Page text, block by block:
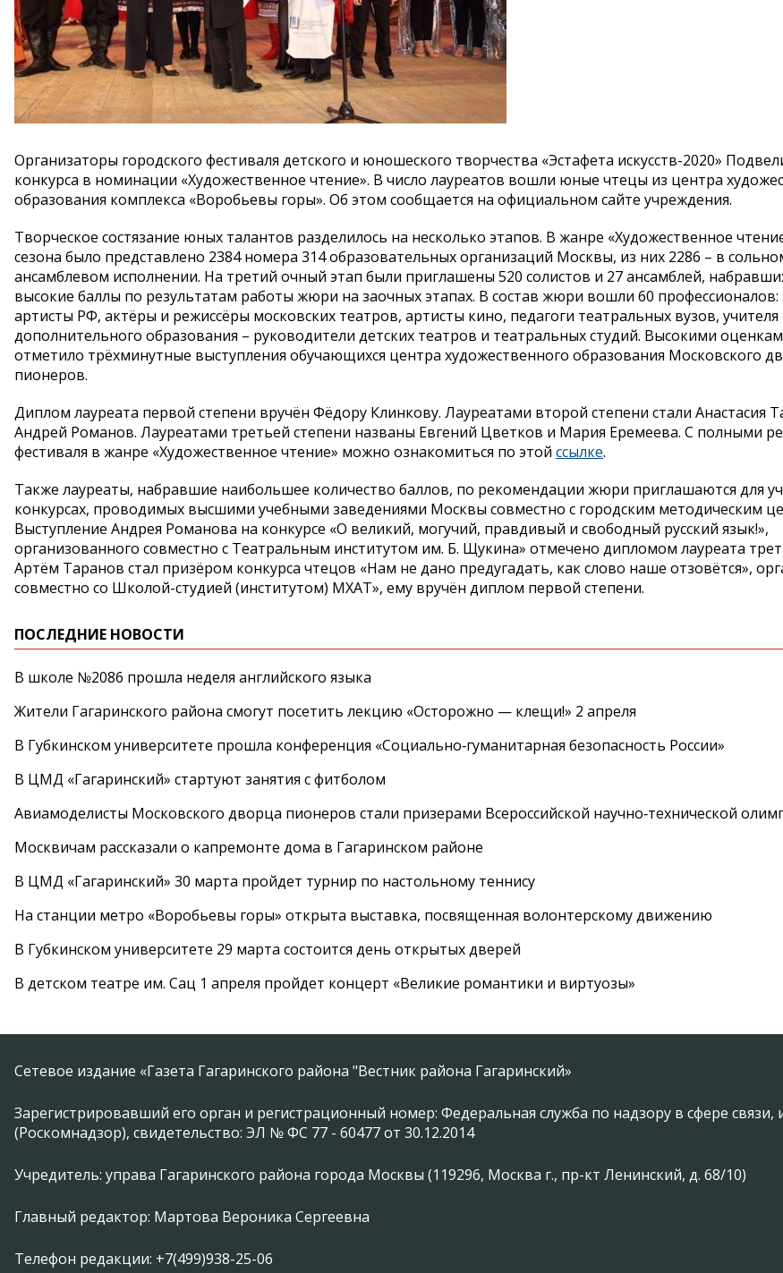
Организаторы городского фестиваля детского и юношеского творчества «Эстафета искусств-2020»
конкурса в номинации «Художественное чтение». В число лауреатов вошли юные чтецы из центра
образования комплекса «Воробьевы горы». Об этом сообщается на официальном сайте учреждения.
Творческое состязание юных талантов разделилось на несколько этапов. В жанре «Художественное
сезона было представлено 2384 номера 314 образовательных организаций Москвы, из них 2286 – в
ансамблевом исполнении. На третий очный этап были приглашены 520 солистов и 27 ансамблей,
высокие баллы по результатам работы жюри на заочных этапах. В состав жюри вошли 60 профессионалов:
артисты РФ, актёры и режиссёры московских театров, артисты кино, педагоги театральных вузов, учителя
дополнительного образования – руководители детских театров и театральных студий. Высокими
отметило трёхминутные выступления обучающихся центра художественного образования Московского
пионеров.
Диплом лауреата первой степени вручён Фёдору Клинкову. Лауреатами второй степени стали Анастасия
Андрей Романов. Лауреатами третьей степени названы Евгений Цветков и Мария Еремеева. С полными
фестиваля в жанре «Художественное чтение» можно ознакомиться по этой ссылке.
Также лауреаты, набравшие наибольшее количество баллов, по рекомендации жюри приглашаются для
конкурсах, проводимых высшими учебными заведениями Москвы совместно с городским методическим
Выступление Андрея Романова на конкурсе «О великий, могучий, правдивый и свободный русский язык!»,
организованного совместно с Театральным институтом им. Б. Щукина» отмечено дипломом лауреата
Артём Таранов стал призёром конкурса чтецов «Нам не дано предугадать, как слово наше отзовётся»,
совместно со Школой-студией (институтом) МХАТ», ему вручён диплом первой степени.
ПОСЛЕДНИЕ НОВОСТИ
В школе №2086 прошла неделя английского языка
Жители Гагаринского района смогут посетить лекцию «Осторожно — клещи!» 2 апреля
В Губкинском университете прошла конференция «Социально‑гуманитарная безопасность России»
В ЦМД «Гагаринский» стартуют занятия с фитболом
Авиамоделисты Московского дворца пионеров стали призерами Всероссийской научно‑технической
Москвичам рассказали о капремонте дома в Гагаринском районе
В ЦМД «Гагаринский» 30 марта пройдет турнир по настольному теннису
На станции метро «Воробьевы горы» открыта выставка, посвященная волонтерскому движению
В Губкинском университете 29 марта состоится день открытых дверей
В детском театре им. Сац 1 апреля пройдет концерт «Великие романтики и виртуозы»
Сетевое издание «Газета Гагаринского района "Вестник района Гагаринский»
Зарегистрировавший его орган и регистрационный номер: Федеральная служба по надзору в сфере
(Роскомнадзор), свидетельство: ЭЛ № ФС 77 - 60477 от 30.12.2014
Учредитель: управа Гагаринского района города Москвы (119296, Москва г., пр-кт Ленинский, д. 68/10)
Главный редактор: Мартова Вероника Сергеевна
Телефон редакции: +7(499)938-25-06